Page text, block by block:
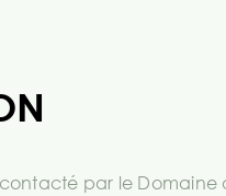
par le Domaine